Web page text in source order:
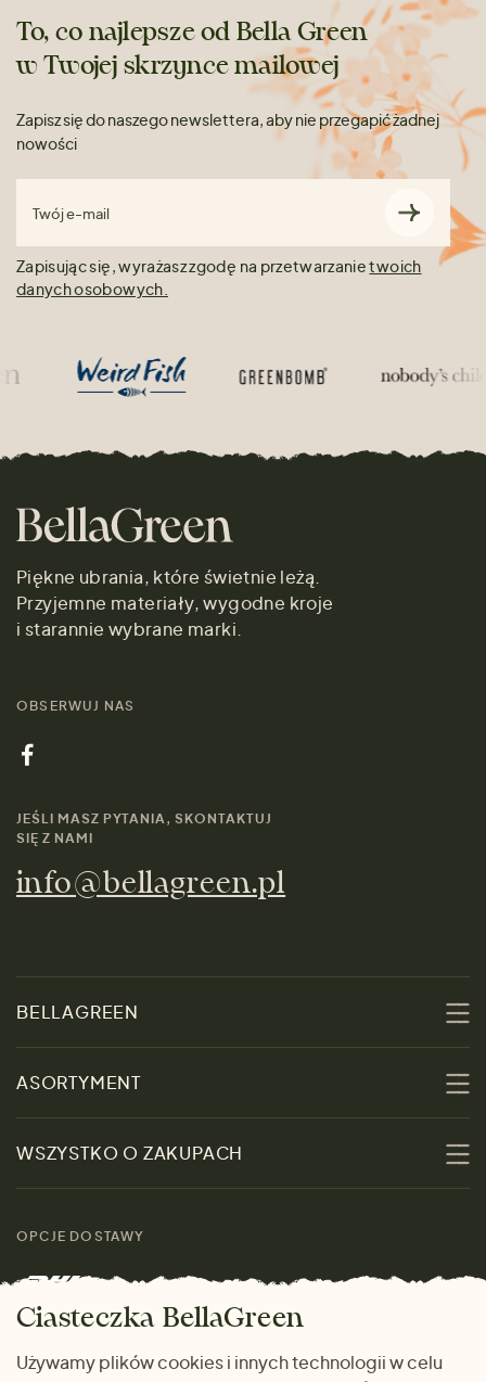
To, co najlepsze od Bella Green
w Twojej skrzynce mailowej
Zapisz się do naszego newslettera, aby nie przegapić żadnej
nowości
Twój e-mail
Zapisując się, wyrażasz zgodę na przetwarzanietwoich
danych osobowych.
Piękne ubrania, które świetnie leżą.
Przyjemne materiały, wygodne kroje
i starannie wybrane marki.
OBSERWUJ NAS
JEŚLI MASZ PYTANIA, SKONTAKTUJ
SIĘ Z NAMI
info@bellagreen.pl
BELLAGREEN
Zrównoważoność
Skontaktuj się z nami
Marki
ASORTYMENT
Kobiety
Mężczyźni
Prezenty
WSZYSTKO O ZAKUPACH
rozmiarach
Zwrot towaru
OPCJE DOSTAWY
METODY PŁATNOŚCI
Ciasteczka BellaGreen
Używamy plików cookies i innych technologii w celu